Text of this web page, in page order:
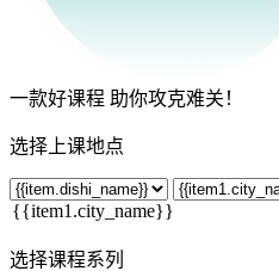
一款好课程 助你攻克难关！
选择上课地点
选择课程系列